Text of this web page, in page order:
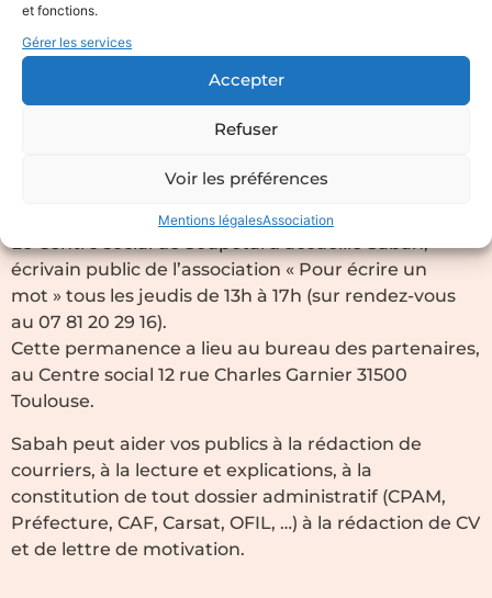
et fonctions.
Gérer les services
Accepter
Refuser
Voir les préférences
Mentions légalesAssociation
Le Centre social de
Jolimont accueille
l’écrivain public Sabah
Le Centre social de Soupetard accueille Sabah,
écrivain public de l’association « Pour écrire un
mot » tous les jeudis de 13h à 17h (sur rendez-vous
au 07 81 20 29 16).
Cette permanence a lieu au bureau des partenaires,
au Centre social 12 rue Charles Garnier 31500
Toulouse.
Sabah peut aider vos publics à la rédaction de
courriers, à la lecture et explications, à la
constitution de tout dossier administratif (CPAM,
Préfecture, CAF, Carsat, OFIL, …) à la rédaction de CV
et de lettre de motivation.